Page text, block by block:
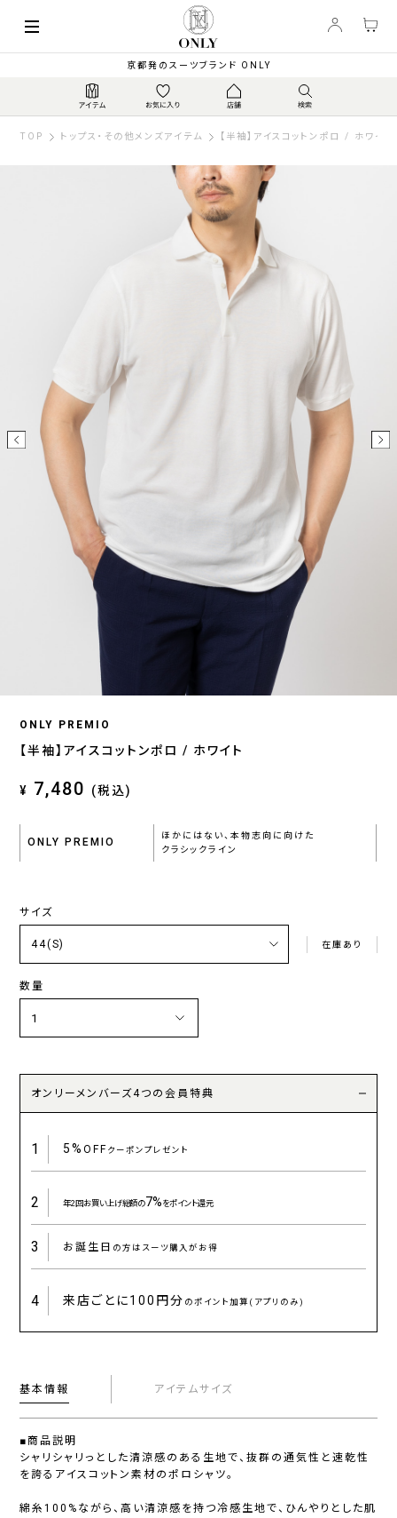
京都発のスーツブランド ONLY
TOP トップス・その他メンズアイテム 【半袖】アイスコットンポロ / ホワイト
ONLY PREMIO
【半袖】アイスコットンポロ / ホワイト
¥ 7,480 (税込)
ONLY PREMIO
ほかにはない、本物志向に向けた
クラシックライン
サイズ
在庫あり
数量
オンリーメンバーズ4つの会員特典
1 5%OFFクーポンプレゼント
2 年2回お買い上げ総額の7%をポイント還元
3 お誕生日 の方はスーツ購入がお得
4 来店ごとに100円分 のポイント加算(アプリのみ)
基本情報 アイテムサイズ
■商品説明
シャリシャリっとした清涼感のある生地で、抜群の通気性と速乾性
を誇るアイスコットン素材のポロシャツ。
綿糸100%ながら、高い清涼感を持つ冷感生地で、ひんやりとした肌